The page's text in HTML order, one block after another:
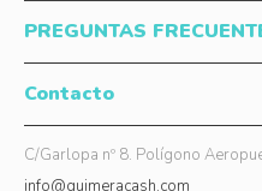
PREGUNTAS
Contacto
C/Garlopa nº 8. Polígono
info@guimeracash.com